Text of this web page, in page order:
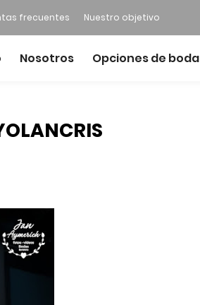
frecuentes Nuestro objetivo
Nosotros Opciones de boda